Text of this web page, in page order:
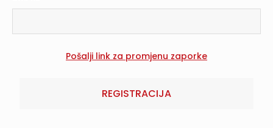
REGISTRACIJA